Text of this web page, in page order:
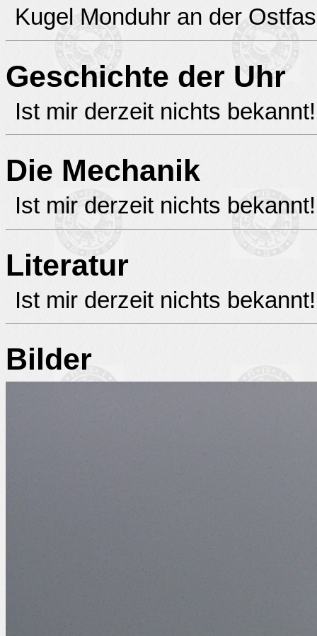
Kugel Monduhr an der
Geschichte der Uhr
Ist mir derzeit nichts bekannt!
Die Mechanik
Ist mir derzeit nichts bekannt!
Literatur
Ist mir derzeit nichts bekannt!
Bilder